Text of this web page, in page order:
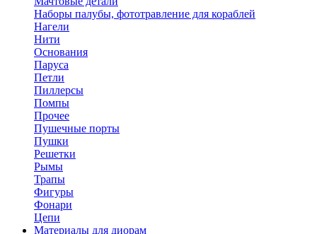
Наборы палубы, фототравление для кораблей
Нагели
Нити
Основания
Паруса
Петли
Пиллерсы
Помпы
Прочее
Пушечные порты
Пушки
Решетки
Рымы
Трапы
Фигуры
Фонари
Цепи
Материалы для диорам